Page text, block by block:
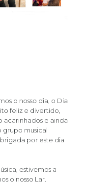
o nosso dia, o Dia
feliz e divertido,
acarinhados e ainda
grupo musical
por este dia
estivemos a
o nosso Lar.